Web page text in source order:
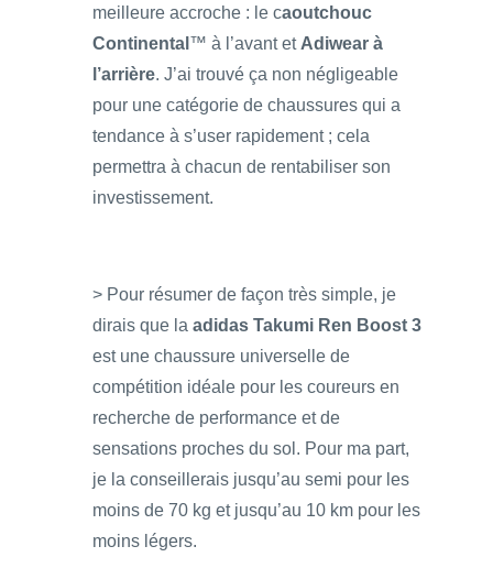
meilleure accroche : le caoutchouc
Continental ™ à l’avant et Adiwear à
l’arrière. J’ai trouvé ça non négligeable
pour une catégorie de chaussures qui a
tendance à s’user rapidement ; cela
permettra à chacun de rentabiliser son
investissement.
> Pour résumer de façon très simple, je
dirais que la adidas Takumi Ren Boost 3
est une chaussure universelle de
compétition idéale pour les coureurs en
recherche de performance et de
sensations proches du sol. Pour ma part,
je la conseillerais jusqu’au semi pour les
moins de 70 kg et jusqu’au 10 km pour les
moins légers.